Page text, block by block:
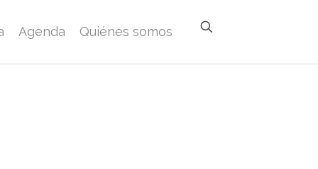
Agenda Quiénes somos